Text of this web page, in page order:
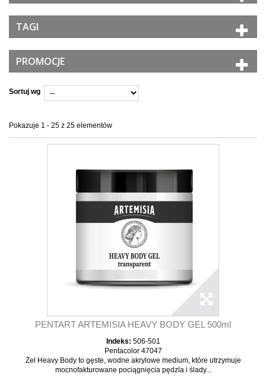
TAGI
PROMOCJE
Sortuj wg
Pokazuje 1 - 25 z 25 elementów
PENTART ARTEMISIA HEAVY BODY GEL 500ml
Indeks: 506-501
Pentacolor 47047
Żel Heavy Body to gęste, wodne akrylowe medium, które utrzymuje
mocnofakturowane pociągnięcia pędzla i ślady...